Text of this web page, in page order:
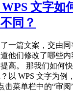
WPS 文字如
同？
一篇文案，交由
他们修改了哪些
高。 那我们如何
以 WPS 文字为例
击菜单栏中的“审